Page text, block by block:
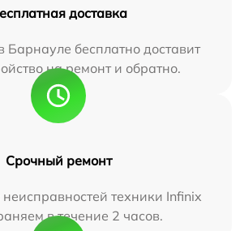
доставка
бесплатно доставит
на ремонт и обратно.
Срочный ремонт
техники Infinix
в течение 2 часов.